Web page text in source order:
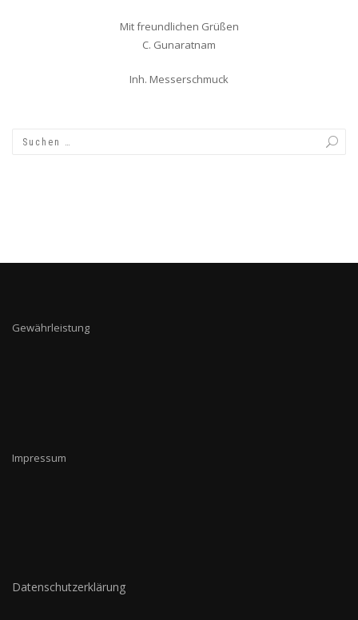
Mit freundlichen Grüßen
C. Gunaratnam
Inh. Messerschmuck
Gewährleistung
Impressum
Datenschutzerklärung